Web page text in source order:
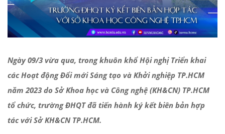
Ngày 09/3 vừa qua, trong khuôn khổ Hội nghị Triển khai
các Hoạt động Đổi mới Sáng tạo và Khởi nghiệp TP.HCM
năm 2023 do Sở Khoa học và Công nghệ (KH&CN) TP.HCM
tổ chức, trường ĐHQT đã tiến hành ký kết biên bản hợp
tác với Sở KH&CN TP.HCM.